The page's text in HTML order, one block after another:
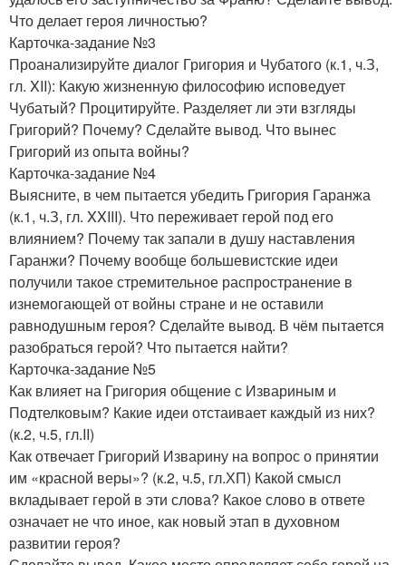
Что делает героя личностью?
Карточка-задание №3
Проанализируйте диалог Григория и Чубатого (к.1, ч.З,
гл. XII): Какую жизненную философию исповедует
Чубатый? Процитируйте. Разделяет ли эти взгляды
Григорий? Почему? Сделайте вывод. Что вынес
Григорий из опыта войны?
Карточка-задание №4
Выясните, в чем пытается убедить Григория Гаранжа
(к.1, ч.З, гл. XXIII). Что переживает герой под его
влиянием? Почему так запали в душу наставления
Гаранжи? Почему вообще большевистские идеи
получили такое стремительное распространение в
изнемогающей от войны стране и не оставили
равнодушным героя? Сделайте вывод. В чём пытается
разобраться герой? Что пытается найти?
Карточка-задание №5
Как влияет на Григория общение с Извариным и
Подтелковым? Какие идеи отстаивает каждый из них?
(к.2, ч.5, гл.II)
Как отвечает Григорий Изварину на вопрос о принятии
им «красной веры»? (к.2, ч.5, гл.ХП) Какой смысл
вкладывает герой в эти слова? Какое слово в ответе
означает не что иное, как новый этап в духовном
развитии героя?